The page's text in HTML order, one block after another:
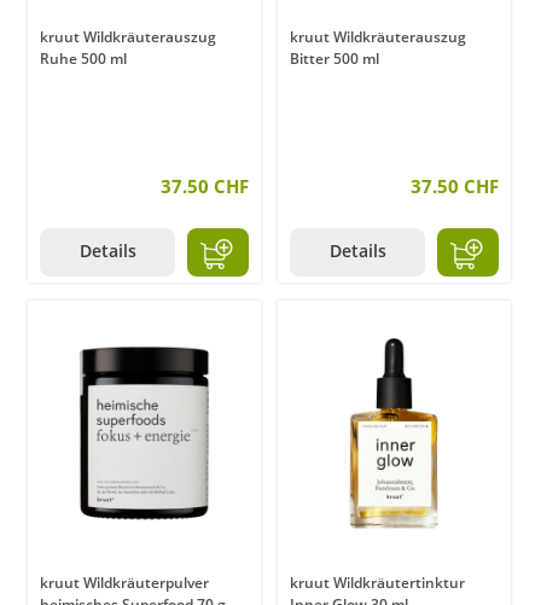
kruut Wildkräuterauszug
Ruhe 500 ml
37.50 CHF
Details
kruut Wildkräuterauszug
Bitter 500 ml
37.50 CHF
Details
kruut Wildkräuterpulver
kruut Wildkräutertinktur